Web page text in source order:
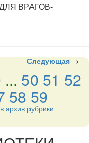
ВРАГОВ-
Следующая →
... 50 51 52
58 59
архив рубрики